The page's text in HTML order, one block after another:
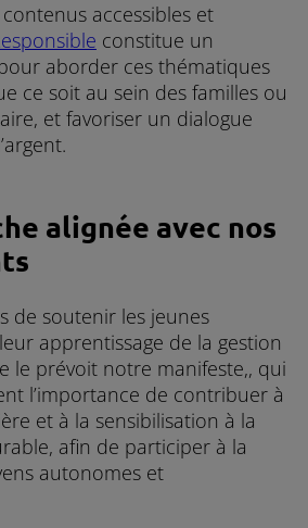
accessibles et
constitue un
aborder ces thématiques
ce soit au sein des familles ou
et favoriser un dialogue
alignée avec nos
de soutenir les jeunes
apprentissage de la gestion
le prévoit notre manifeste,, qui
l’importance de contribuer à
et à la sensibilisation à la
afin de participer à la
autonomes et